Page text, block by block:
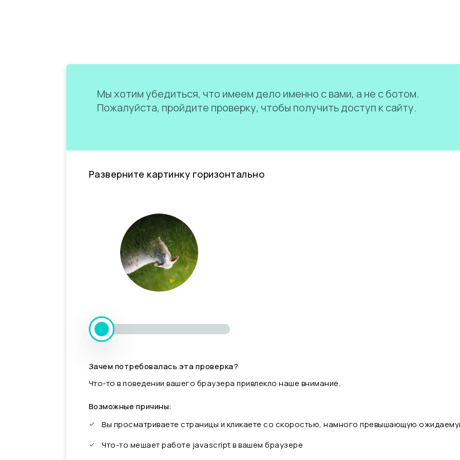
Мы хотим убедиться, что имеем дело именно с вами, а не с ботом.
Пожалуйста, пройдите проверку, чтобы получить доступ к сайту.
Разверните картинку горизонтально
Зачем потребовалась эта проверка?
Что-то в поведении вашего браузера привлекло наше внимание.
Возможные причины:
Вы просматриваете страницы и кликаете со скоростью, намного превышающую
Что-то мешает работе javascript в вашем браузере